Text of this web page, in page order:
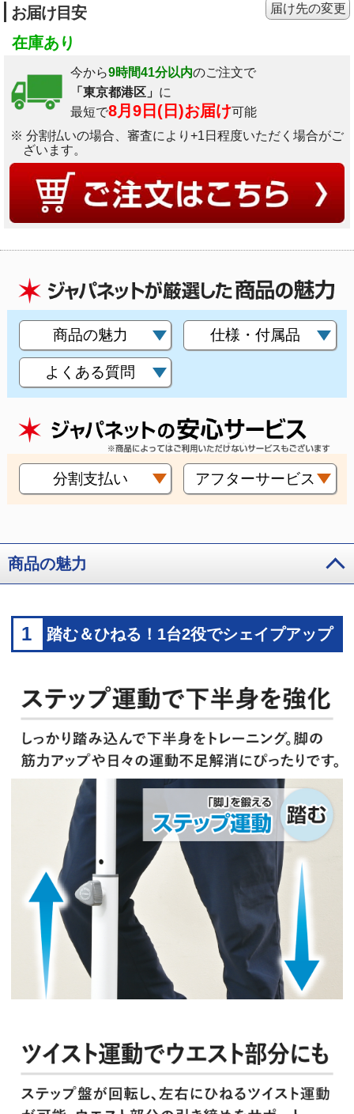
お届け目安
在庫あり
今から9時間41分以内のご注文で
「東京都港区」 に
最短で8月9日(日)お届け可能
※ 分割払いの場合、審査により+1日程度いただく場合がご
ざいます。
届け先の変更
商品の魅力 仕様・付属品
よくある質問
分割支払い アフターサービス
商品の魅力
1 踏む＆ひねる！1台2役でシェイプアップ